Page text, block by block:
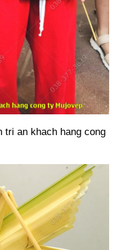
tri an khach hang cong